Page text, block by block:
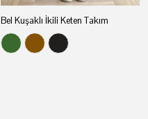
Bel Kuşaklı İkili Keten Takım